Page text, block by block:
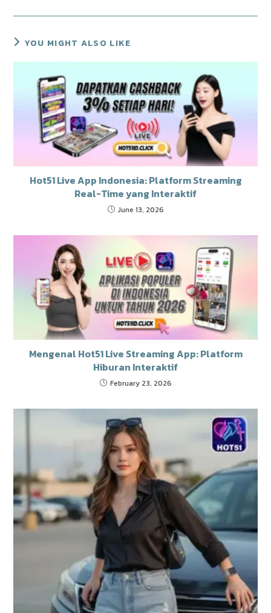
YOU MIGHT ALSO LIKE
Hot51 Live App Indonesia: Platform Streaming
Real-Time yang Interaktif
June 13, 2026
Mengenal Hot51 Live Streaming App: Platform
Hiburan Interaktif
February 23, 2026